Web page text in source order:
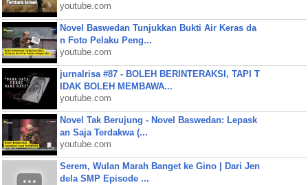
youtube.com
Novel Baswedan Tunjukkan Bukti Air Keras da
n Foto Pelaku Peng...
youtube.com
jurnalrisa #87 - BOLEH BERINTERAKSI, TAPI T
IDAK BOLEH MEMBAWA...
youtube.com
Novel Tak Berujung - Novel Baswedan: Lepask
an Saja Terdakwa (...
youtube.com
Serem, Wulan Marah Banget ke Gino | Dari Jen
dela SMP Episode ...